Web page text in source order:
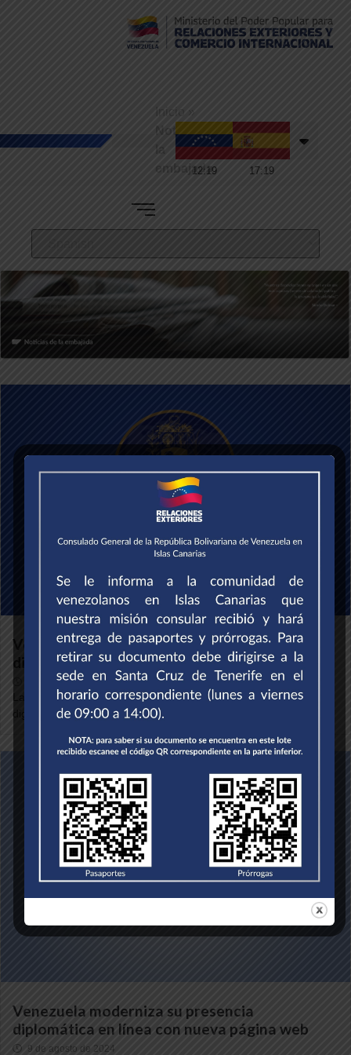
Inicio »
Noticias de
la
embajada
12:19 17: 19
Venezuela moderniza su presencia
diplomática en línea con nueva página web
9 de agosto de 2024
La Cancillería venezolana lanzó una innovadora plataforma
digital para sus...
Venezuela moderniza su presencia
diplomática en línea con nueva página web
9 de agosto de 2024